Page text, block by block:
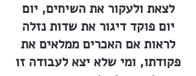
לצאת ולעקור את השיחים, יום
יום פוקד דיגור את שדות נזלה
לראות אם האכרים ממלאים את
פקודתו, ומי שלא יצא לעבודה זו